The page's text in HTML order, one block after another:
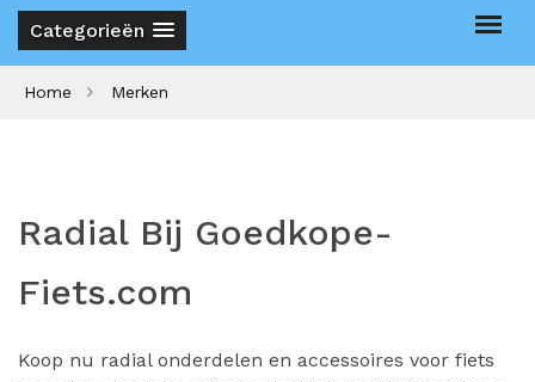
Categorieën
Home Merken
Radial Bij Goedkope-
Fiets.com
Koop nu radial onderdelen en accessoires voor fiets